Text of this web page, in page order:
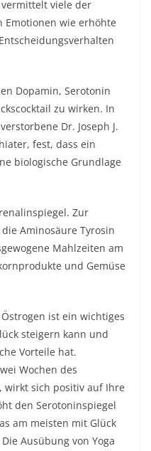
viele der
Emotionen wie erhöhte
Dopamin, Serotonin
zu wirken. In
Dr. Joseph J.
fest, dass ein
biologische Grundlage
Zur
Aminosäure Tyrosin
Mahlzeiten am
und Gemüse
Östrogen ist ein wichtiges
steigern kann und
Vorteile hat.
Wochen des
wirkt sich positiv auf Ihre
den Serotoninspiegel
am meisten mit Glück
Ausübung von Yoga